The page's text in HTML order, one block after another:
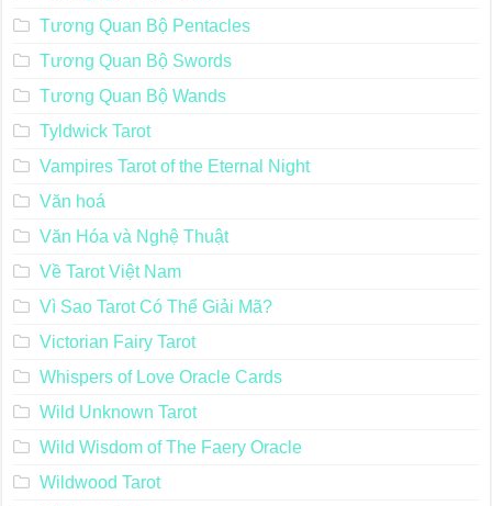
Tương Quan Bộ Pentacles
Tương Quan Bộ Swords
Tương Quan Bộ Wands
Tyldwick Tarot
Vampires Tarot of the Eternal Night
Văn hoá
Văn Hóa và Nghệ Thuật
Về Tarot Việt Nam
Vì Sao Tarot Có Thể Giải Mã?
Victorian Fairy Tarot
Whispers of Love Oracle Cards
Wild Unknown Tarot
Wild Wisdom of The Faery Oracle
Wildwood Tarot